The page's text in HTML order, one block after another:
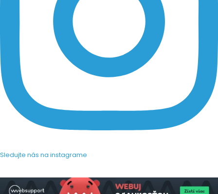
Sledujte nás na instagrame